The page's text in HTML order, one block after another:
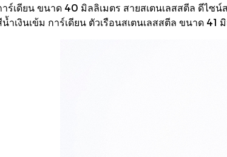
าร์เดียน ขนาด 40 มิลลิเมตร สายสเตนเลสสตีล ดีไ
ำเงินเข้ม การ์เดียน ตัวเรือนสเตนเลสสตีล ขนาด